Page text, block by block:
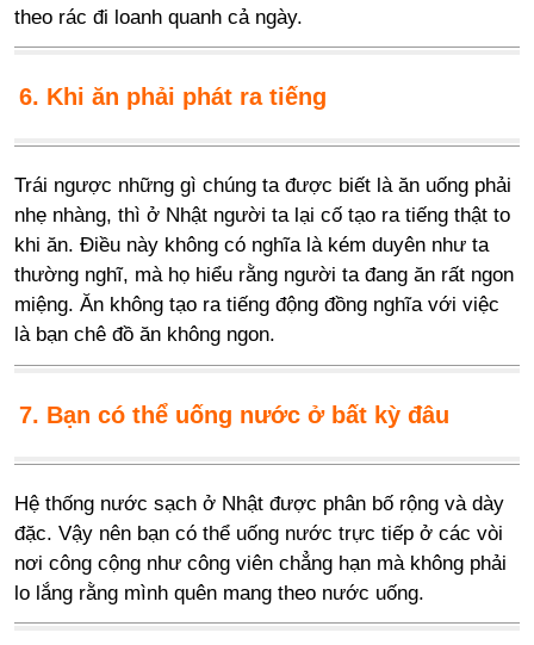
theo rác đi loanh quanh cả ngày.
6. Khi ăn phải phát ra tiếng
Trái ngược những gì chúng ta được biết là ăn uống phải
nhẹ nhàng, thì ở Nhật người ta lại cố tạo ra tiếng thật to
khi ăn. Điều này không có nghĩa là kém duyên như ta
thường nghĩ, mà họ hiểu rằng người ta đang ăn rất ngon
miệng. Ăn không tạo ra tiếng động đồng nghĩa với việc
là bạn chê đồ ăn không ngon.
7. Bạn có thể uống nước ở bất kỳ đâu
Hệ thống nước sạch ở Nhật được phân bố rộng và dày
đặc. Vậy nên bạn có thể uống nước trực tiếp ở các vòi
nơi công cộng như công viên chẳng hạn mà không phải
lo lắng rằng mình quên mang theo nước uống.